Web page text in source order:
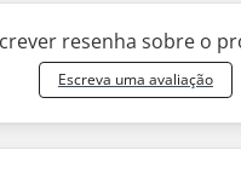
resenha sobre o
Escreva uma avaliação